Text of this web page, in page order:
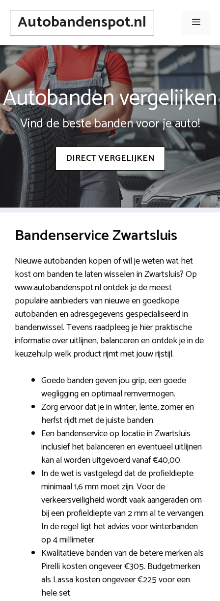
Spring
inhoudAutobandenspot.nl Menu
Autobanden vergelijken
Vind de beste banden voor je auto!
DIRECT VERGELIJKEN
Bandenservice Zwartsluis
Nieuwe autobanden kopen of wil je weten wat het
kost om banden te laten wisselen in Zwartsluis? Op
www.autobandenspot.nl ontdek je de meest
populaire aanbieders van nieuwe en goedkope
autobanden en adresgegevens gespecialiseerd in
bandenwissel. Tevens raadpleeg je hier praktische
informatie over uitlijnen, balanceren en ontdek je in de
keuzehulp welk product rijmt met jouw rijstijl.
Goede banden geven jou grip, een goede
wegligging en optimaal remvermogen.
Zorg ervoor dat je in winter, lente, zomer en
herfst rijdt met de juiste banden.
Een bandenservice op locatie in Zwartsluis
inclusief het balanceren en eventueel uitlijnen
kan al worden uitgevoerd vanaf €40,00.
In de wet is vastgelegd dat de profieldiepte
minimaal 1,6 mm moet zijn. Voor de
verkeersveiligheid wordt vaak aangeraden om
bij een profieldiepte van 2 mm al te vervangen.
In de regel ligt het advies voor winterbanden
op 4 millimeter.
Kwalitatieve banden van de betere merken als
Pirelli kosten ongeveer €305. Budgetmerken
als Lassa kosten ongeveer €225 voor een
hele set.